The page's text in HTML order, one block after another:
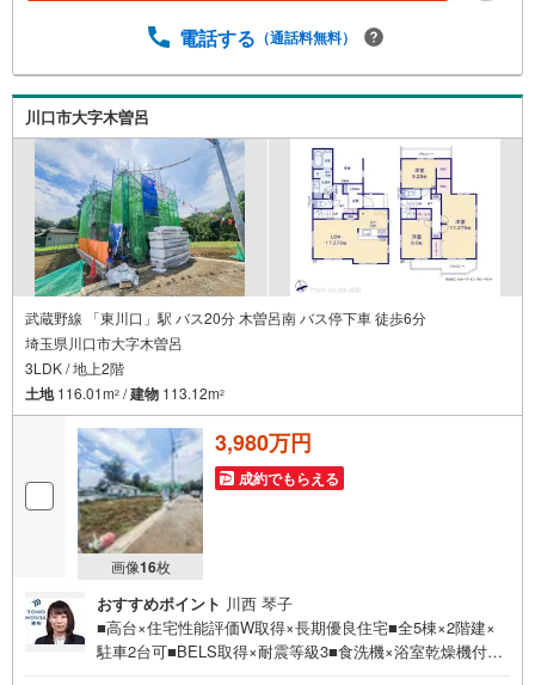
年、中古住宅は半年の設備修理サービスが無料で付帯3.注
「白馬の家」のご提案可能4.見学時、建築士同行サービス
目視検査やリフォーム費用をお伝えするなどの無料サービ
ス5.お引渡し後もしっかりサポートCSサポート室がお引渡
し後のお悩みもしっかりサポートします
電話する （通話料無料）
川口市大字木曽呂
武蔵野線 「東川口」駅 バス20分 木曽呂南 バス停下車 徒歩6分
埼玉県川口市大字木曽呂
3LDK / 地上2階
土地116.01m2 /建物 113.12m2
画像16枚
3,980万円
成約でもらえる
おすすめポイント 川西 琴子
■高台×住宅性能評価W取得×長期優良住宅■全5棟×2階建×
駐車2台可■BELS取得×耐震等級3■食洗機×浴室乾燥機付■